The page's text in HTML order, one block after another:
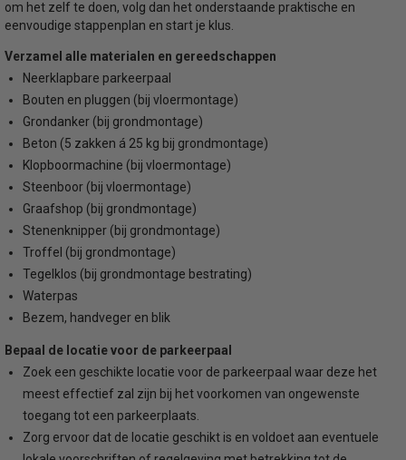
om het zelf te doen, volg dan het onderstaande praktische en
eenvoudige stappenplan en start je klus.
Verzamel alle materialen en gereedschappen
Neerklapbare parkeerpaal
Bouten en pluggen (bij vloermontage)
Grondanker (bij grondmontage)
Beton (5 zakken á 25 kg bij grondmontage)
Klopboormachine (bij vloermontage)
Steenboor (bij vloermontage)
Graafshop (bij grondmontage)
Stenenknipper (bij grondmontage)
Troffel (bij grondmontage)
Tegelklos (bij grondmontage bestrating)
Waterpas
Bezem, handveger en blik
Bepaal de locatie voor de parkeerpaal
Zoek een geschikte locatie voor de parkeerpaal waar deze het
meest effectief zal zijn bij het voorkomen van ongewenste
toegang tot een parkeerplaats.
Zorg ervoor dat de locatie geschikt is en voldoet aan eventuele